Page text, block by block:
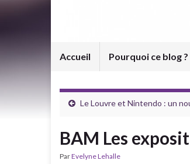
Accueil Pourquoi ce blog ?
Le Louvre et Nintendo : un
BAM Les
ParEvelyne Lehalle